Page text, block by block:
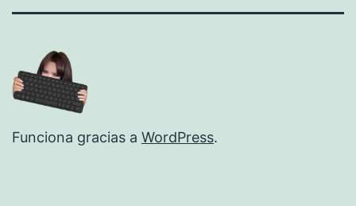
Funciona gracias a WordPress.